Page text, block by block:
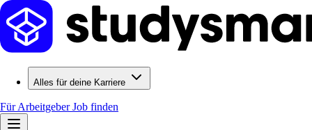
Alles für deine Karriere
Für ArbeitgeberJob finden